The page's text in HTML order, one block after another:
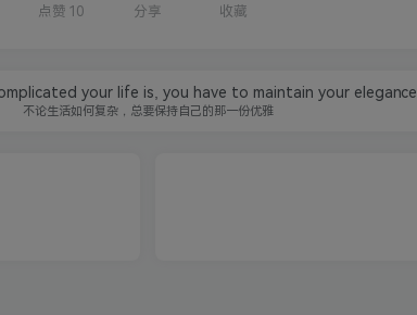
点赞 10 分享 收藏
your life is, you have to maintain your elegance.
不论生活如何复杂，总要保持自己的那一份优雅